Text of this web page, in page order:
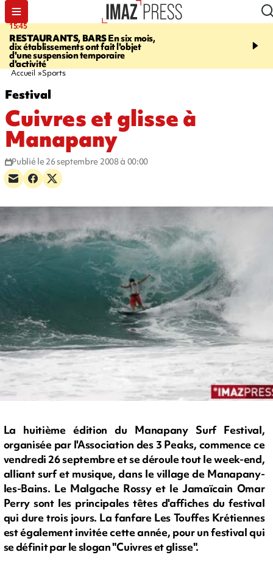
15:45
RESTAURANTS, BARSEn six mois,
dix établissements ont fait l'objet
d'une suspension temporaire
d'activité
17:17
Angeles, un homme vit
Accueil Sports
Festival
Cuivres et glisse à
Manapany
Publié le 26 septembre 2008 à 00:00
La huitième édition du Manapany Surf Festival,
organisée par l'Association des 3 Peaks, commence ce
vendredi 26 septembre et se déroule tout le week-end,
alliant surf et musique, dans le village de Manapany-
les-Bains. Le Malgache Rossy et le Jamaïcain Omar
Perry sont les principales têtes d'affiches du festival
qui dure trois jours. La fanfare Les Touffes Krétiennes
est également invitée cette année, pour un festival qui
se définit par le slogan "Cuivres et glisse".